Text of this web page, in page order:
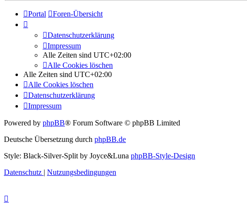
Portal Foren-Übersicht
Datenschutzerklärung
Impressum
Alle Zeiten sind UTC+02:00
Alle Cookies löschen
Alle Zeiten sind UTC+02:00
Alle Cookies löschen
Datenschutzerklärung
Impressum
Powered by phpBB® Forum Software © phpBB Limited
Deutsche Übersetzung durch phpBB.de
Style: Black-Silver-Split by Joyce&Luna phpBB-Style-Design
Datenschutz | Nutzungsbedingungen